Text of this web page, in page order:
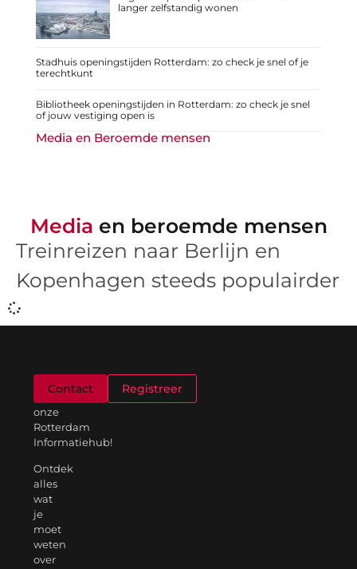
langer zelfstandig wonen
Stadhuis openingstijden Rotterdam: zo check je snel of je
terechtkunt
Bibliotheek openingstijden in Rotterdam: zo check je snel
of jouw vestiging open is
Media en Beroemde mensen
Media en beroemde mensen
Treinreizen naar Berlijn en
Kopenhagen steeds populairder
onze
Rotterdam
Informatiehub!
Ontdek
alles
wat
je
moet
weten
over
Contact Registreer